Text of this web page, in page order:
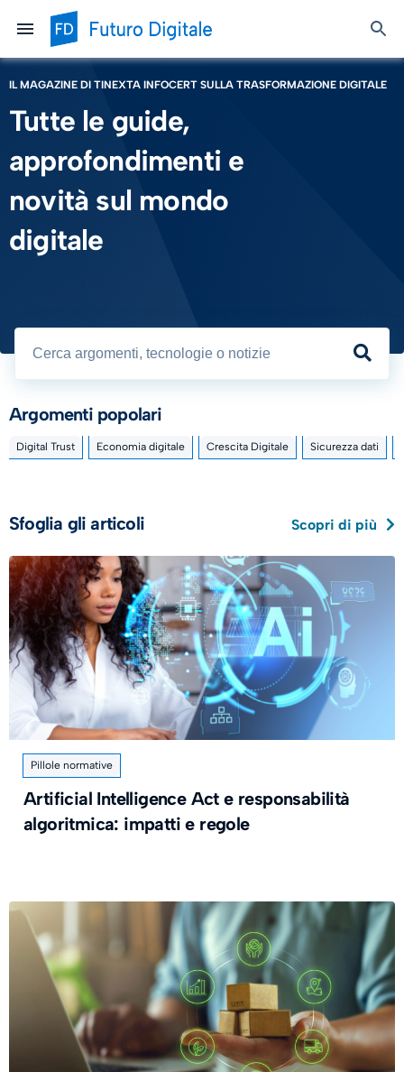
IL MAGAZINE DI TINEXTA INFOCERT SULLA TRASFORMAZIONE DIGITALE
Tutte le guide,
approfondimenti e
novità sul mondo
digitale
Argomenti popolari
Digital Trust Economia digitale Crescita Digitale Sicurezza dati
Sfoglia gli articoli Scopri di più
Pillole normative
Artificial Intelligence Act e responsabilità
algoritmica: impatti e regole